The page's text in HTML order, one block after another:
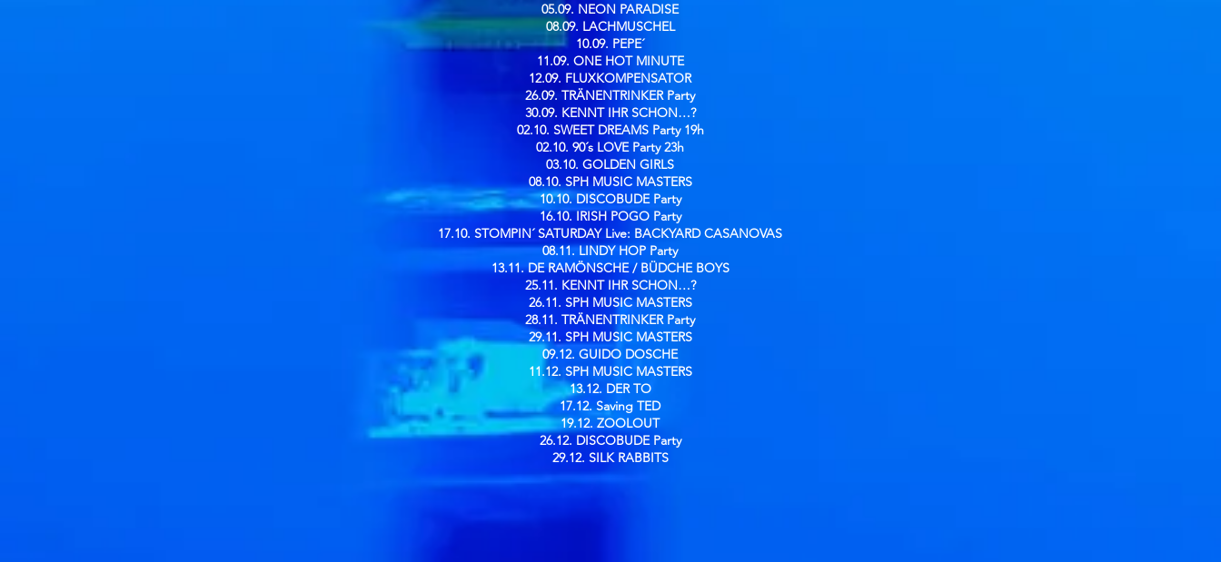
05.09. NEON PARADISE
08.09. LACHMUSCHEL
10.09. PEPE´
11.09. ONE HOT MINUTE
12.09. FLUXKOMPENSATOR
26.09. TRÄNENTRINKER Party
30.09. KENNT IHR SCHON…?
02.10. SWEET DREAMS Party 19h
02.10. 90´s LOVE Party 23h
03.10. GOLDEN GIRLS
08.10. SPH MUSIC MASTERS
10.10. DISCOBUDE Party
16.10. IRISH POGO Party
17.10. STOMPIN´ SATURDAY Live: BACKYARD CASANOVAS
08.11. LINDY HOP Party
13.11. DE RAMÖNSCHE / BÜDCHE BOYS
25.11. KENNT IHR SCHON…?
26.11. SPH MUSIC MASTERS
28.11. TRÄNENTRINKER Party
29.11. SPH MUSIC MASTERS
09.12. GUIDO DOSCHE
11.12. SPH MUSIC MASTERS
13.12. DER TO
17.12. Saving TED
19.12. ZOOLOUT
26.12. DISCOBUDE Party
29.12. SILK RABBITS